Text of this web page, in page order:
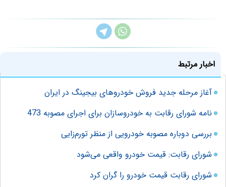
اخبار مرتبط
آغاز مرحله جدید فروش خودروهای بیجینگ در ایران
نامه شورای رقابت به خودروسازان برای اجرای مصوبه 473
بررسی دوباره مصوبه خودرویی از منظر تورم‌زایی
شورای رقابت: قیمت خودرو واقعی می‌شود
شورای رقابت قیمت خودرو را گران کرد